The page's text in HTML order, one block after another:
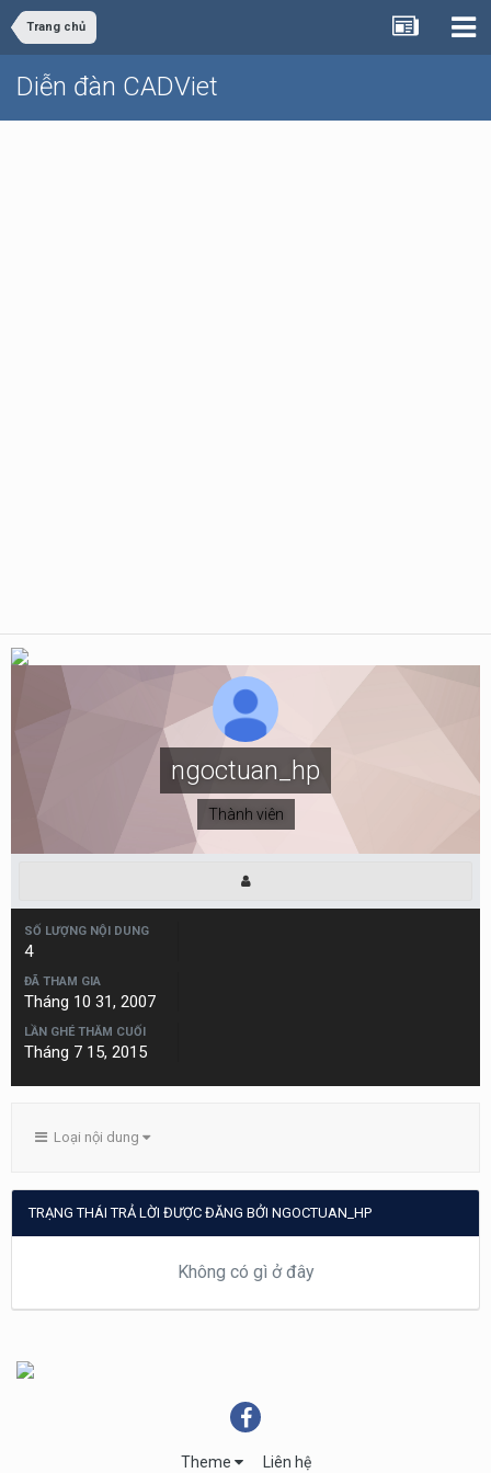
Trang chủ
Diễn đàn CADViet
ngoctuan_hp
Thành viên
SỐ LƯỢNG NỘI DUNG
4
ĐÃ THAM GIA
Tháng 10 31, 2007
LẦN GHÉ THĂM CUỐI
Tháng 7 15, 2015
Loại nội dung
TRẠNG THÁI TRẢ LỜI ĐƯỢC ĐĂNG BỞI NGOCTUAN_HP
Không có gì ở đây
Theme Liên hệ